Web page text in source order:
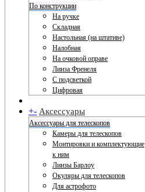
По конструкции
На ручке
Складная
Настольная (на штативе)
Налобная
На очковой оправе
Линза Френеля
С подсветкой
Цифровая
+- Аксессуары
Аксессуары для телескопов
Камеры для телескопов
Монтировки и комплектующие
к ним
Линзы Барлоу
Окуляры для телескопов
Для астрофото